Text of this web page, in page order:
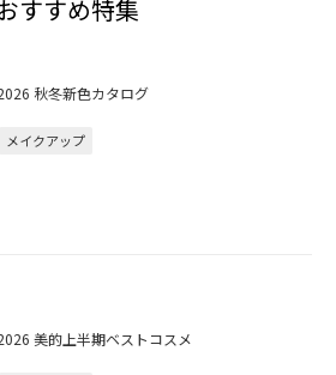
すすめ特集
秋冬新色カタログ
メイクアップ
美的上半期ベストコスメ